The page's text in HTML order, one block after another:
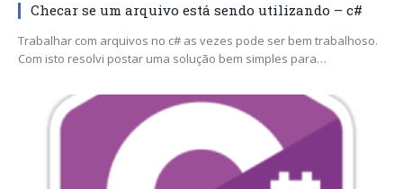
Checar se um arquivo está sendo utilizando – c#
Trabalhar com arquivos no c# as vezes pode ser bem trabalhoso.
Com isto resolvi postar uma solução bem simples para…